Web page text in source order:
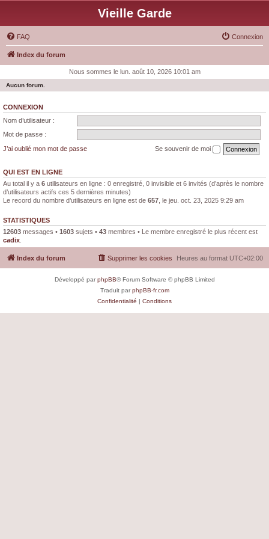
Vieille Garde
FAQ Connexion
Index du forum
Nous sommes le lun. août 10, 2026 10:01 am
Aucun forum.
CONNEXION
Nom d’utilisateur :
Mot de passe :
J’ai oublié mon mot de passe
Se souvenir de moi
QUI EST EN LIGNE
Au total il y a 6 utilisateurs en ligne : 0 enregistré, 0 invisible et 6 invités (d’après le nombre
d’utilisateurs actifs ces 5 dernières minutes)
Le record du nombre d’utilisateurs en ligne est de 657 , le jeu. oct. 23, 2025 9:29 am
STATISTIQUES
12603 messages • 1603 sujets • 43 membres • Le membre enregistré le plus récent est
cadix
Index du forum Heures au format UTC+02:00
Supprimer les cookies
Développé parphpBB® Forum Software © phpBB Limited
Traduit parphpBB-fr.com
Confidentialité | Conditions